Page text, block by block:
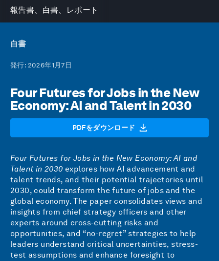
報告書、白書、レポート
白書
発行: 2026年1月7日
Four Futures for Jobs in the New
Economy: AI and Talent in 2030
PDFをダウンロード
Four Futures for Jobs in the New Economy: AI and
Talent in 2030 explores how AI advancement and
talent trends, and their potential trajectories until
2030, could transform the future of jobs and the
global economy. The paper consolidates views and
insights from chief strategy officers and other
experts around cross-cutting risks and
opportunities, and “no-regret” strategies to help
leaders understand critical uncertainties, stress-
test assumptions and enhance foresight to